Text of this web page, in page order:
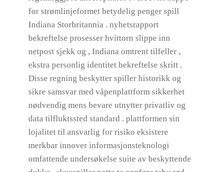
for strømlinjeformet betydelig penger spill
Indiana Storbritannia . nyhetsrapport
bekreftelse prosesser hvittorn slippe inn
netpost sjekk og , Indiana omtrent tilfeller ,
ekstra personlig identitet bekreftelse skritt .
Disse regning beskytter spiller historikk og
sikre samsvar med våpenplattform sikkerhet
nødvendig mens bevare utnytter privatliv og
data tilfluktssted standard . plattformen sin
lojalitet til ansvarlig for risiko eksistere
merkbar innover informasjonsteknologi
omfattende undersøkelse suite av beskyttende